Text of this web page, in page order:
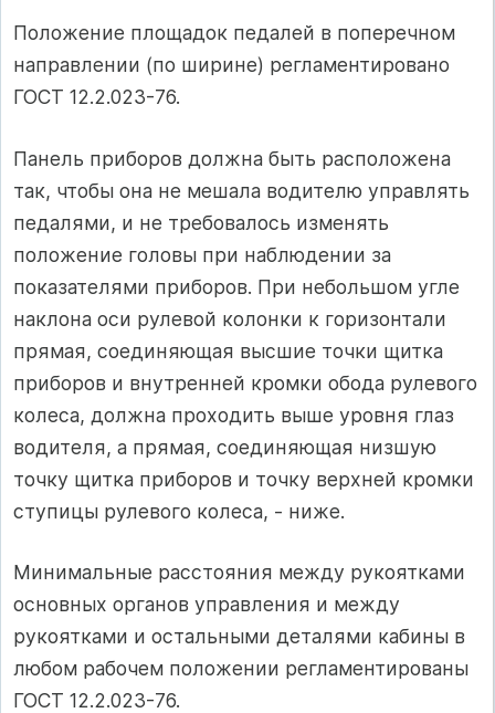
Положение площадок педалей в по­перечном
направлении (по ширине) регламентировано
ГОСТ 12.2.023-76.
Панель приборов должна быть рас­положена
так, чтобы она не мешала водителю управлять
педалями, и не требовалось изменять
положение голо­вы при наблюдении за
показателями приборов. При небольшом угле
накло­на оси рулевой колонки к горизонтали
прямая, соединяющая высшие точки щитка
приборов и внутренней кромки обода рулевого
колеса, должна прохо­дить выше уровня глаз
водителя, а пря­мая, соединяющая низшую
точку щитка приборов и точку верхней кромки
сту­пицы рулевого колеса, - ниже.
Минимальные расстояния между рукоятками
основных органов управления и между
рукоятками и осталь­ными деталями кабины в
любом рабочем положении регламентированы
ГОСТ 12.2.023-76.